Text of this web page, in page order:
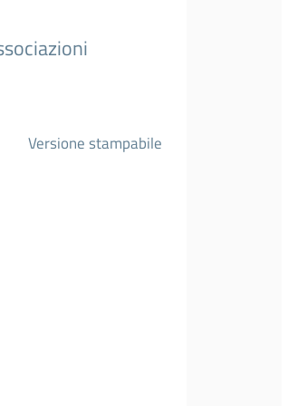
Versione stampabile